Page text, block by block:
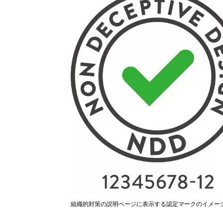
組織的対策の説明ページに表示する認定マークのイメー